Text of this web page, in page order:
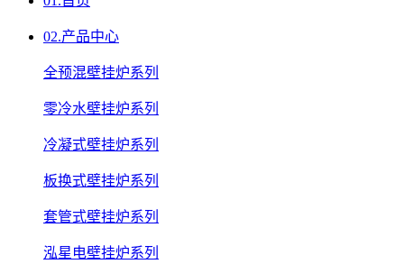
02.产品中心
全预混壁挂炉系列
零冷水壁挂炉系列
冷凝式壁挂炉系列
板换式壁挂炉系列
套管式壁挂炉系列
泓星电壁挂炉系列